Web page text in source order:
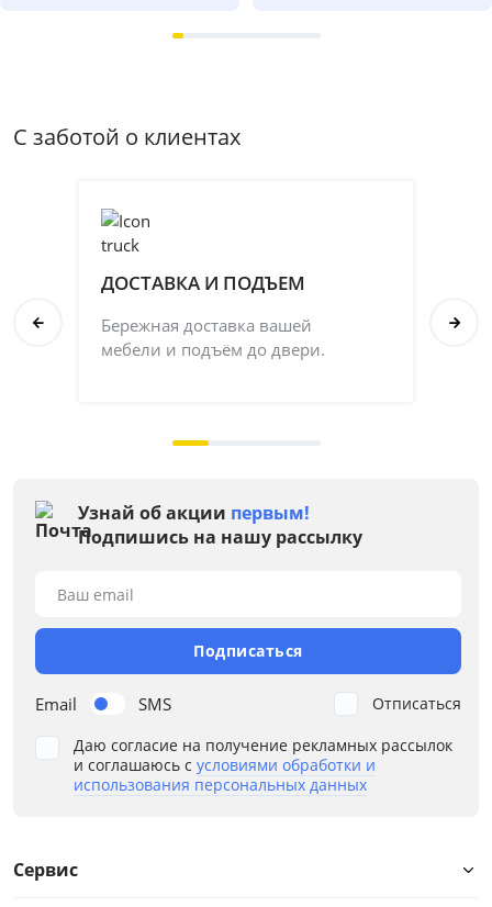
С заботой о клиентах
ДОСТАВКА И ПОДЪЕМ
Бережная доставка вашей
мебели и подъём до двери.
Узнай об акции первым!
Подпишись на нашу рассылку
Email SMS
Ваш email
Подписаться
Даю согласие на получение рекламных рассылок
и соглашаюсь с условиями обработки и
использования персональных данных
Отписаться
Сервис